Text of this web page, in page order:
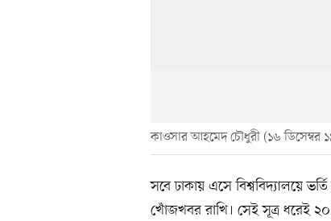
কাওসার আহমেদ চৌধুরী (১৬ ডিসেম্বর
সবে ঢাকায় এসে বিশ্ববিদ্যালয়ে
খোঁজখবর রাখি। সেই সূত্র ধরেই